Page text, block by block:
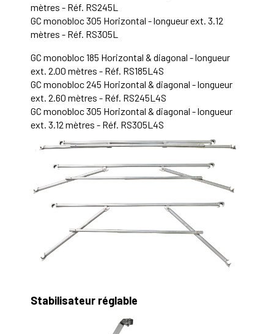
mètres - Réf. RS245L
GC monobloc 305 Horizontal - longueur ext. 3.12
mètres - Réf. RS305L
GC monobloc 185 Horizontal & diagonal - longueur
ext. 2.00 mètres - Réf. RS185L4S
GC monobloc 245 Horizontal & diagonal - longueur
ext. 2.60 mètres - Réf. RS245L4S
GC monobloc 305 Horizontal & diagonal - longueur
ext. 3.12 mètres - Réf. RS305L4S
Stabilisateur réglable